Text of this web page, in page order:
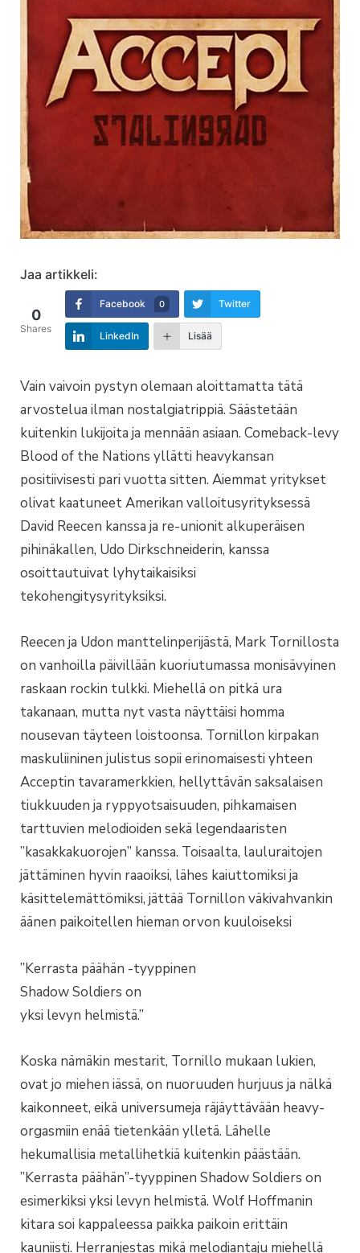
Jaa artikkeli:
0
Shares
Facebook 0 Twitter
LinkedIn Lisää
Vain vaivoin pystyn olemaan aloittamatta tätä
arvostelua ilman nostalgiatrippiä. Säästetään
kuitenkin lukijoita ja mennään asiaan. Comeback-levy
Blood of the Nations yllätti heavykansan
positiivisesti pari vuotta sitten. Aiemmat yritykset
olivat kaatuneet Amerikan valloitusyrityksessä
David Reecen kanssa ja re-unionit alkuperäisen
pihinäkallen, Udo Dirkschneiderin, kanssa
osoittautuivat lyhytaikaisiksi
tekohengitysyrityksiksi.
Reecen ja Udon manttelinperijästä, Mark Tornillosta
on vanhoilla päivillään kuoriutumassa monisävyinen
raskaan rockin tulkki. Miehellä on pitkä ura
takanaan, mutta nyt vasta näyttäisi homma
nousevan täyteen loistoonsa. Tornillon kirpakan
maskuliininen julistus sopii erinomaisesti yhteen
Acceptin tavaramerkkien, hellyttävän saksalaisen
tiukkuuden ja ryppyotsaisuuden, pihkamaisen
tarttuvien melodioiden sekä legendaaristen
”kasakkakuorojen” kanssa. Toisaalta, lauluraitojen
jättäminen hyvin raaoiksi, lähes kaiuttomiksi ja
käsittelemättömiksi, jättää Tornillon väkivahvankin
äänen paikoitellen hieman orvon kuuloiseksi
”Kerrasta päähän -tyyppinen
Shadow Soldiers on
yksi levyn helmistä.”
Koska nämäkin mestarit, Tornillo mukaan lukien,
ovat jo miehen iässä, on nuoruuden hurjuus ja nälkä
kaikonneet, eikä universumeja räjäyttävään heavy-
orgasmiin enää tietenkään ylletä. Lähelle
hekumallisia metallihetkiä kuitenkin päästään.
”Kerrasta päähän”-tyyppinen Shadow Soldiers on
esimerkiksi yksi levyn helmistä. Wolf Hoffmanin
kitara soi kappaleessa paikka paikoin erittäin
kauniisti. Herranjestas mikä melodiantaju miehellä